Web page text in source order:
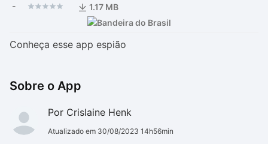
- 1.17 MB
Conheça esse app espião
Sobre o App
Por Crislaine Henk
Atualizado em 30/08/2023 14h56min